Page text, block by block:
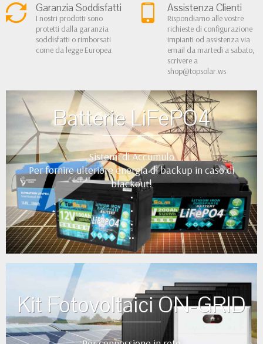
Garanzia Soddisfatti
I nostri prodotti sono
protetti dalla garanzia
soddisfatti o rimborsati
come da legge Europea
Assistenza Clienti
Rispondiamo alle vostre
richieste di configurazione
impianti od assistenza via
email da martedì a sabato,
scrivere a
shop@topsolar.ws
Batterie LiFePO4
Sistemi di Accumulo
Per fornire ulteriore energia di backup in caso di
blackout!
•
•
•
••
Kit Fotovoltaici ON-GRID